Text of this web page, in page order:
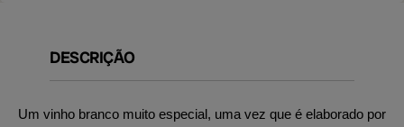
DESCRIÇÃO
Um vinho branco muito especial, uma vez que é elaborado por